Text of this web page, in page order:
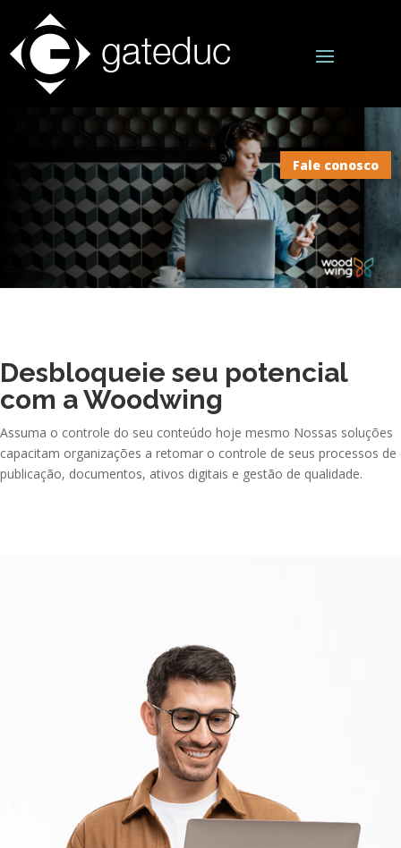
Fale conosco
Desbloqueie seu potencial
com a Woodwing
Assuma o controle do seu conteúdo hoje mesmo Nossas soluções
capacitam organizações a retomar o controle de seus processos de
publicação, documentos, ativos digitais e gestão de qualidade.